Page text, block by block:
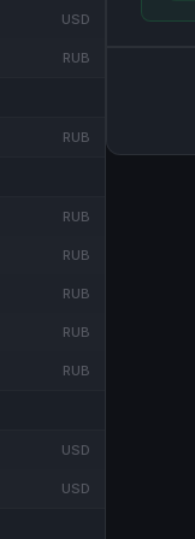
USD
RUB
RUB
RUB
RUB
RUB
RUB
RUB
USD
USD